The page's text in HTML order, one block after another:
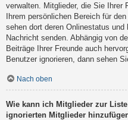
verwalten. Mitglieder, die Sie Ihrer
Ihrem persönlichen Bereich für
sehen dort deren Onlinestatus
Nachricht senden. Abhängig von
Beiträge Ihrer Freunde auch
Benutzer ignorieren, dann sehen
Nach oben
Wie kann ich Mitglieder zur
ignorierten Mitglieder